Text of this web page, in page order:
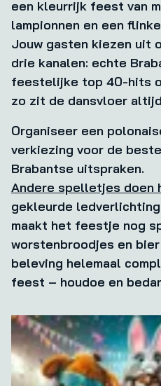
een kleurrijk feest van
lampionnen en een
Jouw gasten kiezen uit
drie kanalen: echte
feestelijke top 40-hits
zo zit de dansvloer
Organiseer een
verkiezing voor de
Brabantse uitspraken.
Andere spelletjes doen
gekleurde
maakt het feestje nog
worstenbroodjes en
beleving helemaal
feest – houdoe en